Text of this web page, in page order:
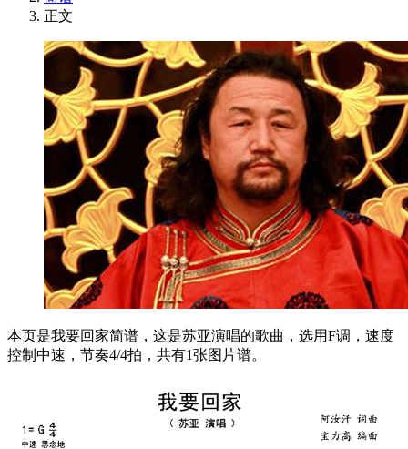
正文
本页是我要回家简谱，这是苏亚演唱的歌曲，选用F调，速度
控制中速，节奏4/4拍，共有1张图片谱。